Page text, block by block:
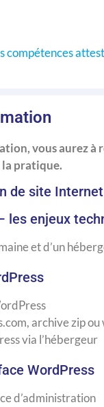
compétences
vous aurez
pratique.
de site
les enjeux
et d’un
archive zip ou
via l’hébergeur
WordPress
d’administration